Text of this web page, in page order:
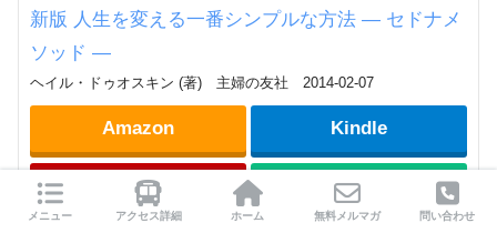
新版 人生を変える一番シンプルな方法 ― セドナメ
ソッド ―
ヘイル・ドゥオスキン (著) 主婦の友社 2014-02-07
Amazon Kindle
楽天 楽天Kobo
メニュー アクセス詳細 ホーム 無料メルマガ 問い合わせ